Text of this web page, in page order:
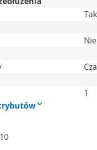
Tak
Nie
1